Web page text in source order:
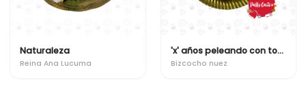
Naturaleza
Reina Ana Lucuma
'x' años peleando con todos!!
Bizcocho nuez